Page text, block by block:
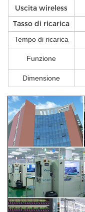
Uscita wireless
Tasso di ricarica
Tempo di ricarica
Funzione
Dimensione